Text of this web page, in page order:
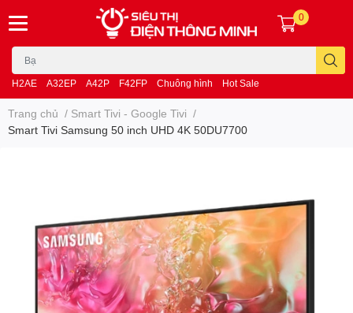
H2AE A32EP A42P F42FP Chuông hình Hot Sale
0
Trang chủ / Smart Tivi - Google Tivi /
Smart Tivi Samsung 50 inch UHD 4K 50DU7700